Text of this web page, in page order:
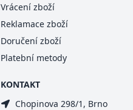
Vrácení zboží
Reklamace zboží
Doručení zboží
Platební metody
KONTAKT
Chopinova 298/1, Brno